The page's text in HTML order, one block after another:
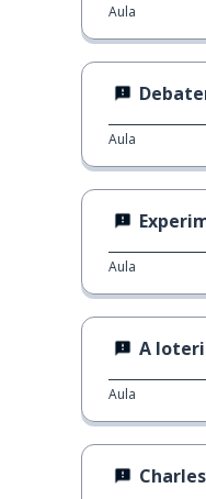
Aula
Aula
Aula
A
Aula